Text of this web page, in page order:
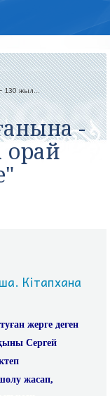
- 130 жыл...
-
орай
Кітапхана
жерге деген
Сергей
жасап,